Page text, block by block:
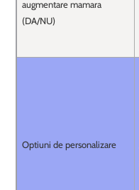
augmentare mamara
(DA/NU)
Optiuni de personalizare